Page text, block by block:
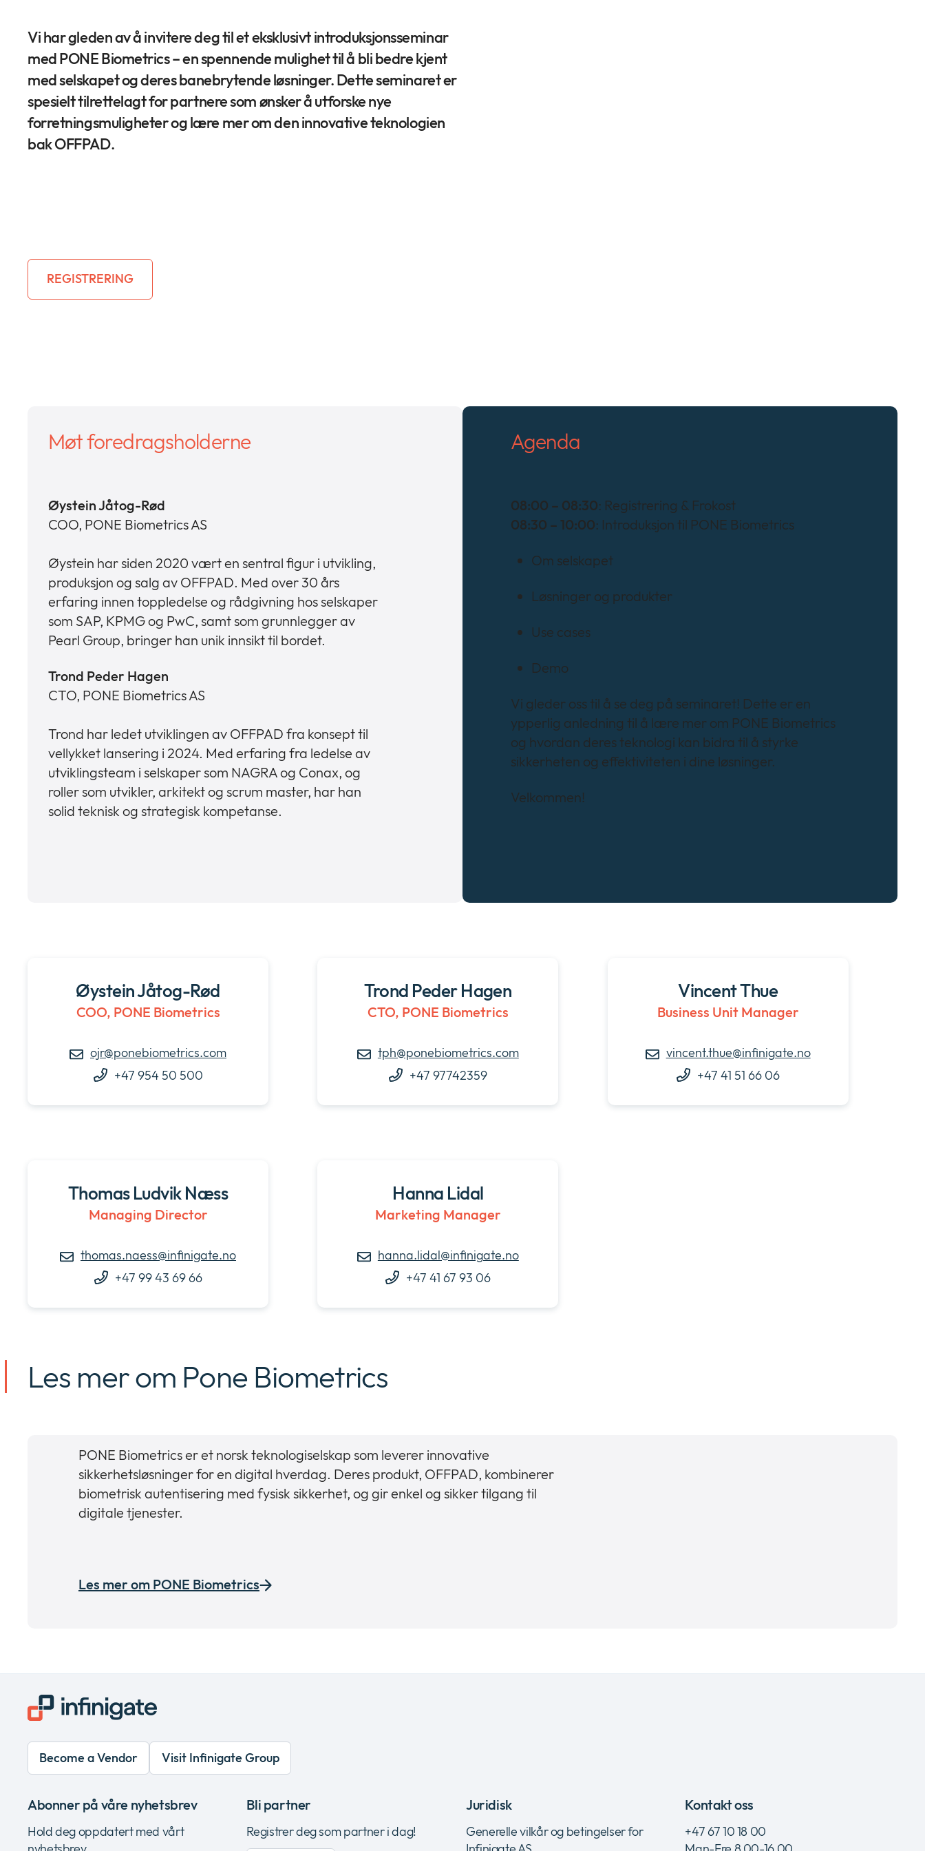
Vi har gleden av å invitere deg til et eksklusivt introduksjonsseminar
med PONE Biometrics – en spennende mulighet til å bli bedre kjent
med selskapet og deres banebrytende løsninger. Dette seminaret er
spesielt tilrettelagt for partnere som ønsker å utforske nye
forretningsmuligheter og lære mer om den innovative teknologien
bak OFFPAD.
REGISTRERING
Møt foredragsholderne
Øystein Jåtog-Rød
COO, PONE Biometrics AS
Øystein har siden 2020 vært en sentral figur i utvikling,
produksjon og salg av OFFPAD. Med over 30 års
erfaring innen toppledelse og rådgivning hos selskaper
som SAP, KPMG og PwC, samt som grunnlegger av
Pearl Group, bringer han unik innsikt til bordet.
Trond Peder Hagen
CTO, PONE Biometrics AS
Trond har ledet utviklingen av OFFPAD fra konsept til
vellykket lansering i 2024. Med erfaring fra ledelse av
utviklingsteam i selskaper som NAGRA og Conax, og
roller som utvikler, arkitekt og scrum master, har han
solid teknisk og strategisk kompetanse.
Agenda
08:00 – 08:30: Registrering & Frokost
08:30 – 10:00: Introduksjon til PONE Biometrics
Om selskapet
Løsninger og produkter
Use cases
Demo
Vi gleder oss til å se deg på seminaret! Dette er en
ypperlig anledning til å lære mer om PONE Biometrics
og hvordan deres teknologi kan bidra til å styrke
sikkerheten og effektiviteten i dine løsninger.
Velkommen!
Øystein Jåtog-Rød
COO, PONE Biometrics
ojr@ponebiometrics.com
+47 954 50 500
Trond Peder Hagen
CTO, PONE Biometrics
tph@ponebiometrics.com
+47 97742359
Vincent Thue
Business Unit Manager
vincent.thue@infinigate.no
+47 41 51 66 06
Thomas Ludvik Næss
Managing Director
thomas.naess@infinigate.no
+47 99 43 69 66
Hanna Lidal
Marketing Manager
hanna.lidal@infinigate.no
+47 41 67 93 06
Les mer om Pone Biometrics
PONE Biometrics er et norsk teknologiselskap som leverer innovative
sikkerhetsløsninger for en digital hverdag. Deres produkt, OFFPAD, kombinerer
biometrisk autentisering med fysisk sikkerhet, og gir enkel og sikker tilgang til
digitale tjenester.
Les mer om PONE Biometrics
Become a Vendor Visit Infinigate Group
Abonner på våre nyhetsbrev
Hold deg oppdatert med vårt
Bli partner
Registrer deg som partner i dag!
Juridisk
Generelle vilkår og betingelser for
Kontakt oss
+47 67 10 18 00